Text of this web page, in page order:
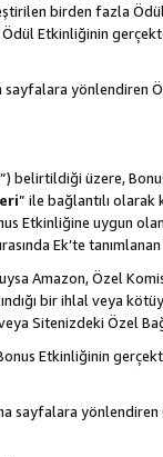
birden fazla
Etkinliğinin
yönlendiren
”) belirtildiği üzere,
” ile bağlantılı olarak
Etkinliğine uygun
Ek’te
Amazon, Özel
bir ihlal veya
Sitenizdeki Özel
Etkinliğinin
sayfalara yönlendiren